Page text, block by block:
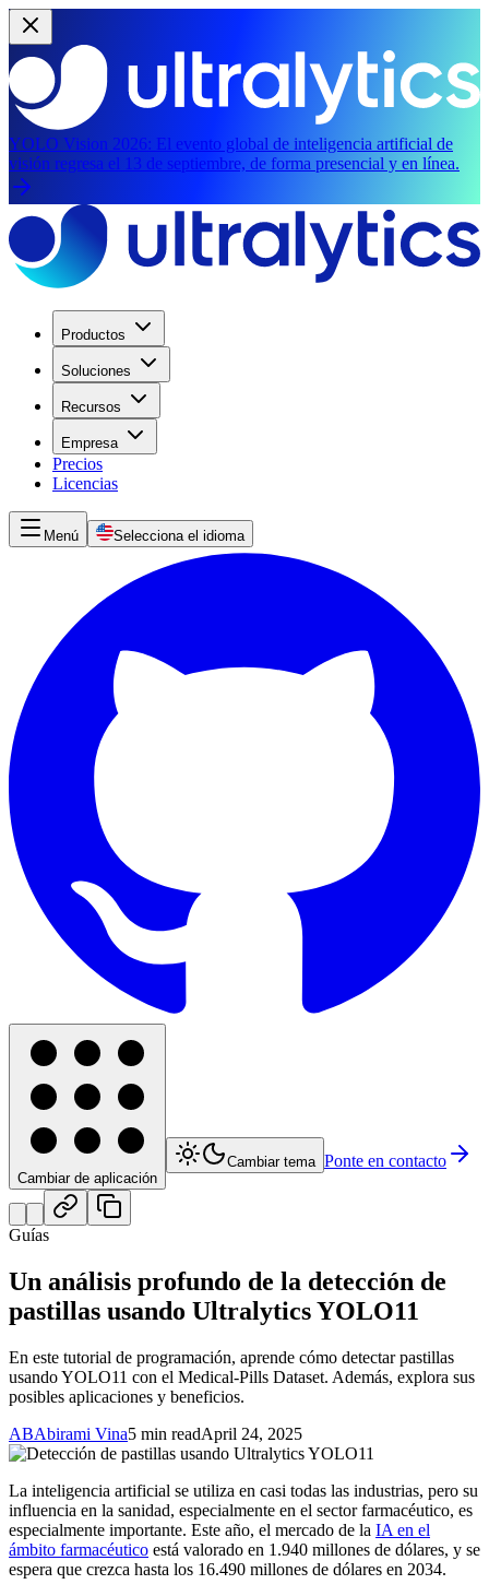
YOLO Vision 2026: El evento global de inteligencia artificial de
visión regresa el 13 de septiembre, de forma presencial y en línea.
Productos
Soluciones
Recursos
Empresa
Precios
Licencias
Menú Selecciona el idioma
Cambiar de aplicación
Cambiar tema Ponte en contacto
Guías
Un análisis profundo de la detección de
pastillas usando Ultralytics YOLO11
En este tutorial de programación, aprende cómo detectar pastillas
usando YOLO11 con el Medical-Pills Dataset. Además, explora sus
posibles aplicaciones y beneficios.
ABAbirami Vina5 min readApril 24, 2025
La inteligencia artificial se utiliza en casi todas las industrias, pero su
influencia en la sanidad, especialmente en el sector farmacéutico, es
especialmente importante. Este año, el mercado de la IA en el
ámbito farmacéutico está valorado en 1.940 millones de dólares, y se
espera que crezca hasta los 16.490 millones de dólares en 2034.